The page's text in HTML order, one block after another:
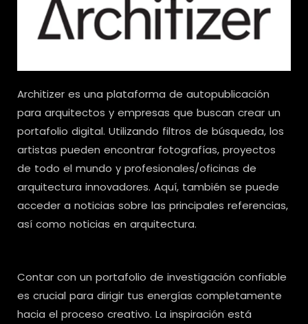
Architizer es una plataforma de autopublicación
para arquitectos y empresas que buscan crear un
portafolio digital. Utilizando filtros de búsqueda, los
artistas pueden encontrar fotografías, proyectos
de todo el mundo y profesionales/oficinas de
arquitectura innovadores. Aquí, también se puede
acceder a noticias sobre las principales referencias,
así como noticias en arquitectura.
Contar con un portafolio de investigación confiable
es crucial para dirigir tus energías completamente
hacia el proceso creativo. La inspiración está